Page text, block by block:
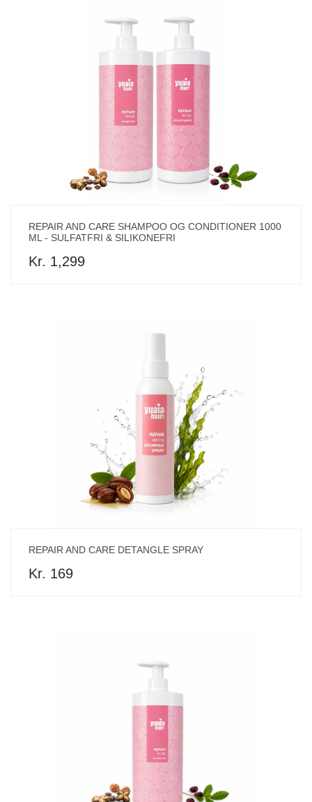
REPAIR AND CARE SHAMPOO OG CONDITIONER 1000
ML - SULFATFRI & SILIKONEFRI
Kr. 1,299
REPAIR AND CARE DETANGLE SPRAY
Kr. 169